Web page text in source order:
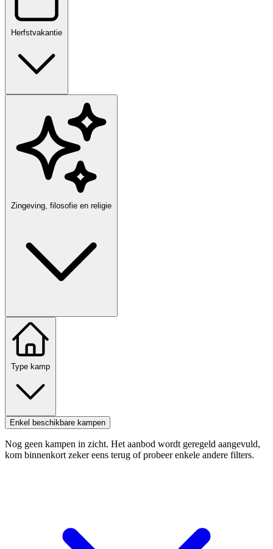
Herfstvakantie
Zingeving, filosofie en religie
Type kamp
Enkel beschikbare kampen
Nog geen kampen in zicht. Het aanbod wordt geregeld aangevuld,
kom binnenkort zeker eens terug of probeer enkele andere filters.